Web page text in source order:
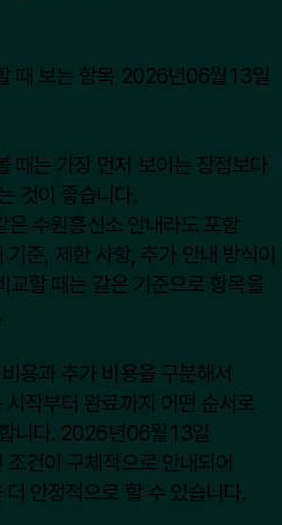
때 보는 항목 2026년06월13일
때는 가장 먼저 보이는 장점보다
것이 좋습니다.
수원흥신소 안내라도 포함
준, 제한 사항, 추가 안내 방식이
교할 때는 같은 기준으로 항목을
용과 추가 비용을 구분해서
작부터 완료까지 어떤 순서로
니다. 2026년06월13일
건이 구체적으로 안내되어
안정적으로 할 수 있습니다.